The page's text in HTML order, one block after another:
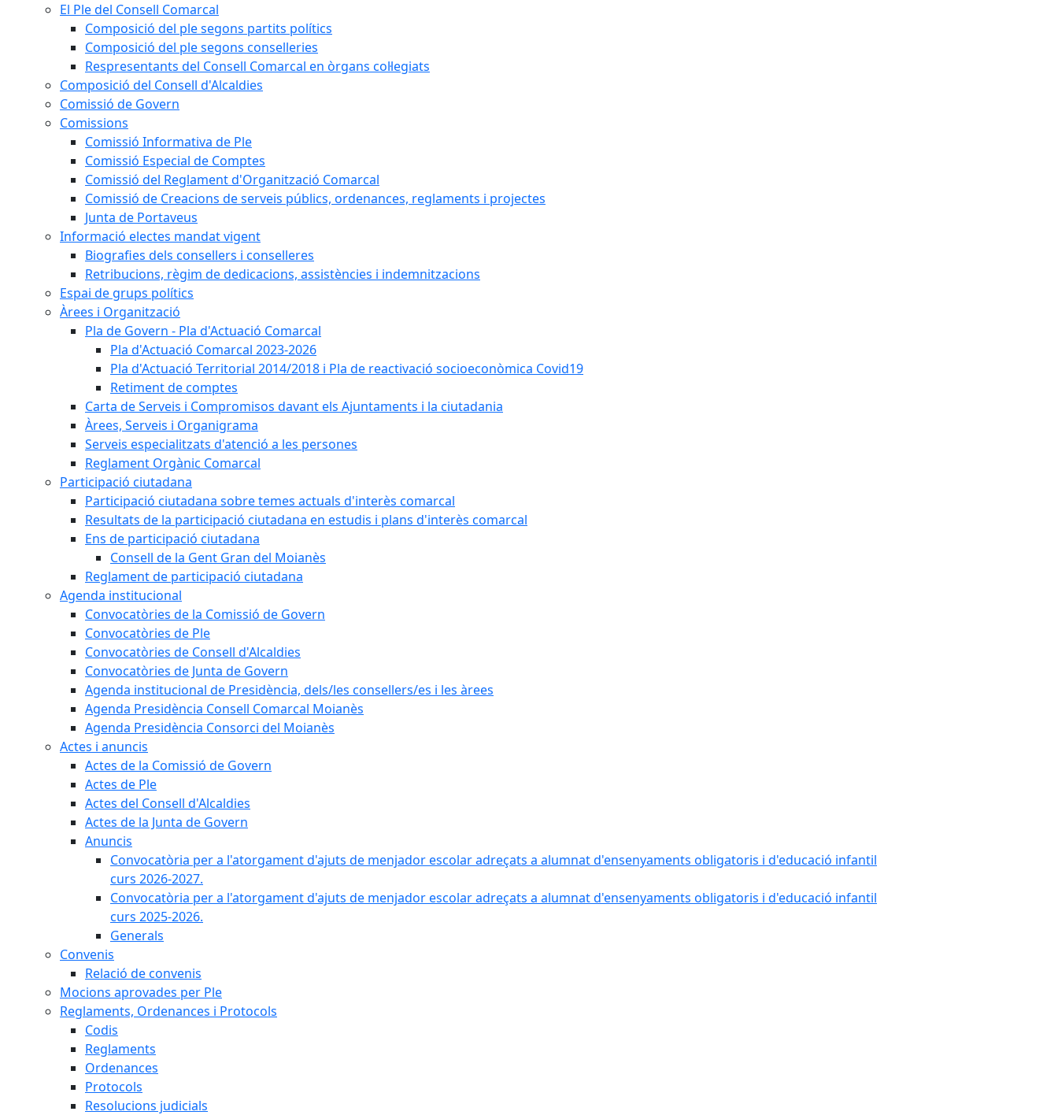
El Ple del Consell Comarcal
Composició del ple segons partits polítics
Composició del ple segons conselleries
Respresentants del Consell Comarcal en òrgans col·legiats
Composició del Consell d'Alcaldies
Comissió de Govern
Comissions
Comissió Informativa de Ple
Comissió Especial de Comptes
Comissió del Reglament d'Organització Comarcal
Comissió de Creacions de serveis públics, ordenances, reglaments i projectes
Junta de Portaveus
Informació electes mandat vigent
Biografies dels consellers i conselleres
Retribucions, règim de dedicacions, assistències i indemnitzacions
Espai de grups polítics
Àrees i Organització
Pla de Govern - Pla d'Actuació Comarcal
Pla d'Actuació Comarcal 2023-2026
Pla d'Actuació Territorial 2014/2018 i Pla de reactivació socioeconòmica Covid19
Retiment de comptes
Carta de Serveis i Compromisos davant els Ajuntaments i la ciutadania
Àrees, Serveis i Organigrama
Serveis especialitzats d'atenció a les persones
Reglament Orgànic Comarcal
Participació ciutadana
Participació ciutadana sobre temes actuals d'interès comarcal
Resultats de la participació ciutadana en estudis i plans d'interès comarcal
Ens de participació ciutadana
Consell de la Gent Gran del Moianès
Reglament de participació ciutadana
Agenda institucional
Convocatòries de la Comissió de Govern
Convocatòries de Ple
Convocatòries de Consell d'Alcaldies
Convocatòries de Junta de Govern
Agenda institucional de Presidència, dels/les consellers/es i les àrees
Agenda Presidència Consell Comarcal Moianès
Agenda Presidència Consorci del Moianès
Actes i anuncis
Actes de la Comissió de Govern
Actes de Ple
Actes del Consell d'Alcaldies
Actes de la Junta de Govern
Anuncis
Convocatòria per a l'atorgament d'ajuts de menjador escolar adreçats a alumnat d'ensenyaments obligatoris i d'educació infantil
curs 2026-2027.
Convocatòria per a l'atorgament d'ajuts de menjador escolar adreçats a alumnat d'ensenyaments obligatoris i d'educació infantil
curs 2025-2026.
Generals
Convenis
Relació de convenis
Mocions aprovades per Ple
Reglaments, Ordenances i Protocols
Codis
Reglaments
Ordenances
Protocols
Resolucions judicials